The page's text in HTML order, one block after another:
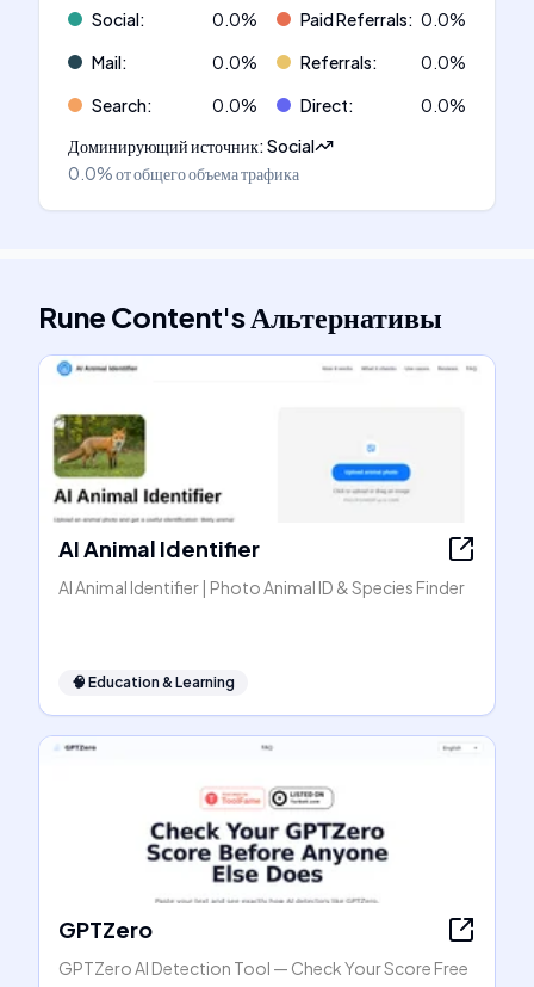
Social: 0.0% Paid Referrals: 0.0%
Mail: 0.0% Referrals: 0.0%
Search: 0.0% Direct: 0.0%
Доминирующий источник:Social
0.0%от общего объема трафика
Rune Content'sАльтернативы
AI Animal Identifier
AI Animal Identifier | Photo Animal ID & Species Finder
🧠 Education & Learning
GPTZero
GPTZero AI Detection Tool — Check Your Score Free